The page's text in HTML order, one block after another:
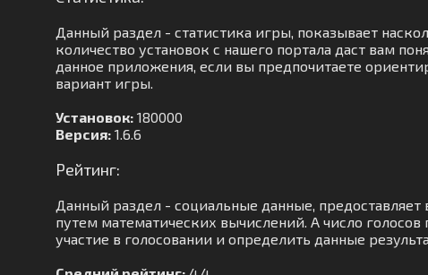
Данный раздел - статистика игры, показывает
количество установок с нашего портала даст вам
данное приложения, если вы предпочитаете
вариант игры.
Установок: 180000
Версия: 1.6.6
Рейтинг:
Данный раздел - социальные данные,
путем математических вычислений. А число
участие в голосовании и определить данные